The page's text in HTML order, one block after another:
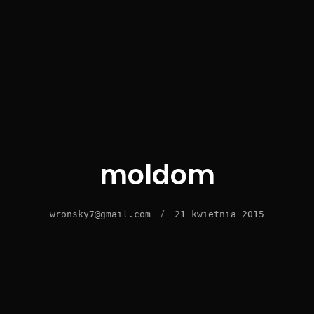
moldom
wronsky7@gmail.com / 21 kwietnia 2015